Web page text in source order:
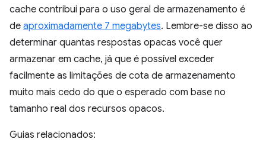
cache contribui para o uso geral de armazenamento é
de aproximadamente 7 megabytes. Lembre-se disso ao
determinar quantas respostas opacas você quer
armazenar em cache, já que é possível exceder
facilmente as limitações de cota de armazenamento
muito mais cedo do que o esperado com base no
tamanho real dos recursos opacos.
Guias relacionados: